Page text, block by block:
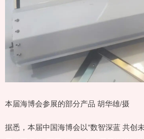
本届海博会参展的部分产品 胡华雄/摄
据悉，本届中国海博会以“数智深蓝 共创